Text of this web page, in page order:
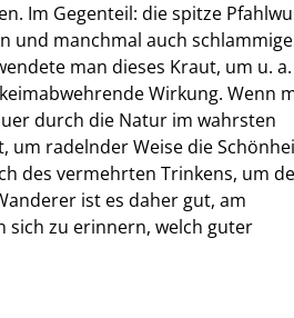
Im Gegenteil: die spitze
und manchmal auch
man dieses Kraut, um u. a.
Wirkung. Wenn
durch die Natur im wahrsten
um radelnder Weise die
des vermehrten Trinkens, um
ist es daher gut, am
sich zu erinnern, welch guter